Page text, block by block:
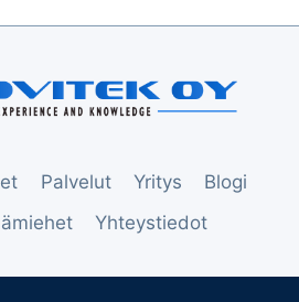
Palvelut Yritys
Blogi
Yhteystiedot